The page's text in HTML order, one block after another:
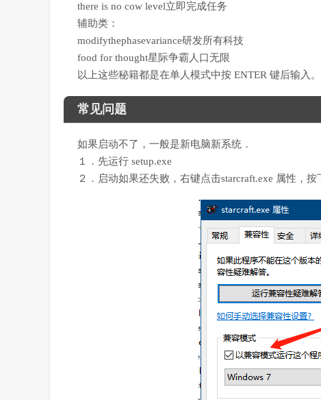
there is no cow level立即完成任务
辅助类：
modifythephasevariance研发所有科技
food for thought星际争霸人口无限
以上这些秘籍都是在单人模式中按 ENTER 键后输入。
常见问题
如果启动不了，一般是新电脑新系统．
１．先运行 setup.exe
２．启动如果还失败，右键点击starcraft.exe 属性，按